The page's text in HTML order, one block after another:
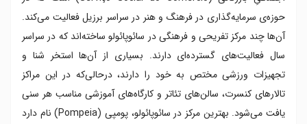
حوزه‌ی سرمایه‌گذاری در فرهنگ و هنر در سراسر برزیل فعالیت می‌کند.
آن‌ها چند مرکز تفریحی و فرهنگی در سائوپائولو ساخته‌اند که در سراسر
سال فعالیت‌های گسترده‌ای دارند. بسیاری از آن‌ها استخر شنا و
تجهیزات ورزشی مختص به خود را دارند، درحالی‌که در این مراکز
تالارهای کنسرت، سالن‌های تئاتر و کارگاه‌های آموزشی مناسب هر سنی
یافت می‌شود. بهترین مرکز در سائوپائولو، پومپی (Pompeia) نام دارد